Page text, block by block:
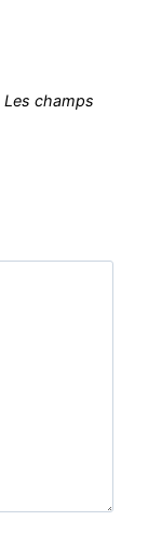
Les champs